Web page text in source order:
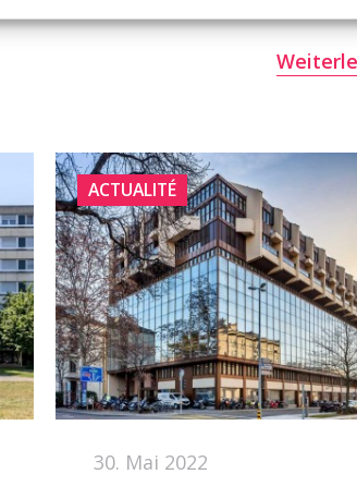
ACTUALITÉ
30. Mai 2022